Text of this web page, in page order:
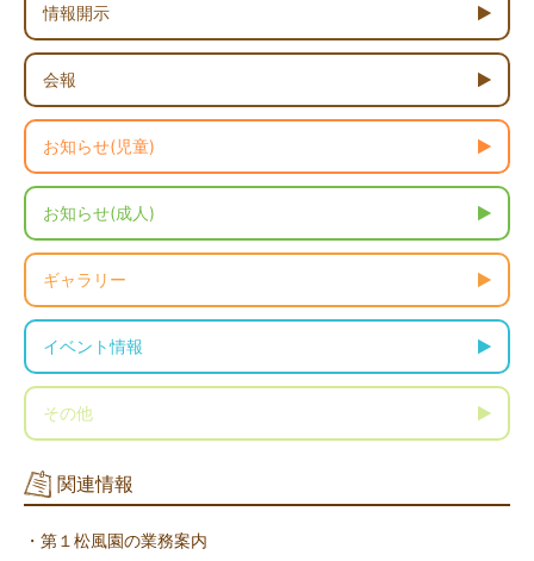
情報開示
会報
お知らせ(児童)
お知らせ(成人)
ギャラリー
イベント情報
その他
関連情報
・第１松風園の業務案内